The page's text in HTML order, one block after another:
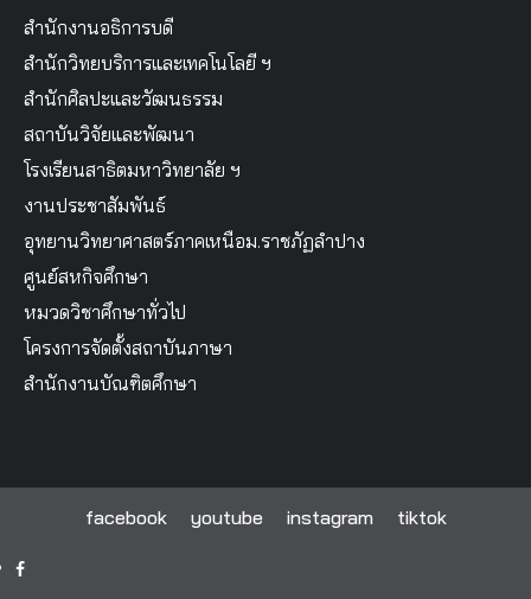
สำนักงานอธิการบดี
สำนักวิทยบริการและเทคโนโลยี ฯ
สำนักศิลปะและวัฒนธรรม
สถาบันวิจัยและพัฒนา
โรงเรียนสาธิตมหาวิทยาลัย ฯ
งานประชาสัมพันธ์
อุทยานวิทยาศาสตร์ภาคเหนือม.ราชภัฏลำปาง
ศูนย์สหกิจศึกษา
หมวดวิชาศึกษาทั่วไป
โครงการจัดตั้งสถาบันภาษา
สำนักงานบัณฑิตศึกษา
facebook youtube instagram tiktok
facebook